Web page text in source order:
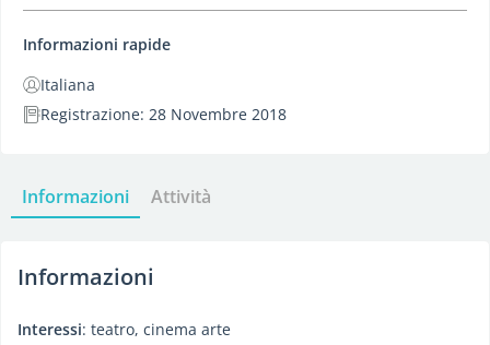
Informazioni rapide
Italiana
Registrazione: 28 Novembre 2018
Informazioni Attività
Informazioni
Interessi: teatro, cinema arte